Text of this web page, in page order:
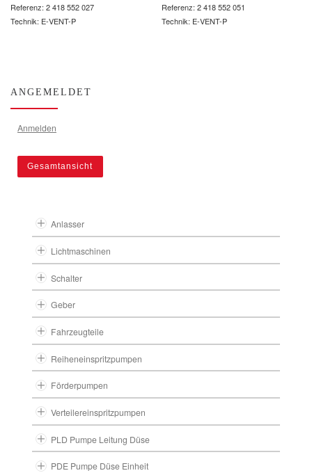
Referenz: 2 418 552 027
Technik: E-VENT-P
Referenz: 2 418 552 051
Technik: E-VENT-P
ANGEMELDET
Anmelden
Gesamtansicht
Anlasser
Lichtmaschinen
Schalter
Geber
Fahrzeugteile
Reiheneinspritzpumpen
Förderpumpen
Verteilereinspritzpumpen
PLD Pumpe Leitung Düse
PDE Pumpe Düse Einheit